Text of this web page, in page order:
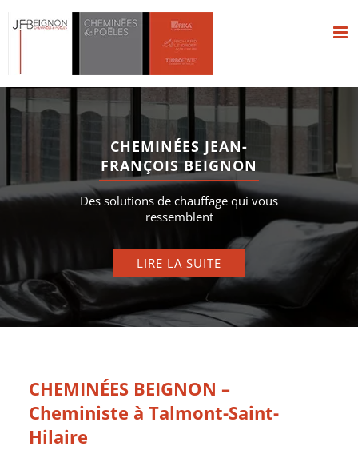
CHEMINÉES JEAN-
FRANÇOIS BEIGNON
Des solutions de chauffage qui vous
ressemblent
LIRE LA SUITE
CHEMINÉES BEIGNON –
Cheministe à Talmont-Saint-
Hilaire